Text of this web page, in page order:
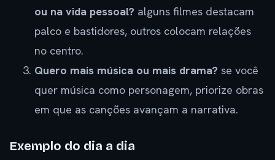
ou na vida pessoal? alguns filmes destacam
palco e bastidores, outros colocam relações
no centro.
Quero mais música ou mais drama? se você
quer música como personagem, priorize obras
em que as canções avançam a narrativa.
Exemplo do dia a dia